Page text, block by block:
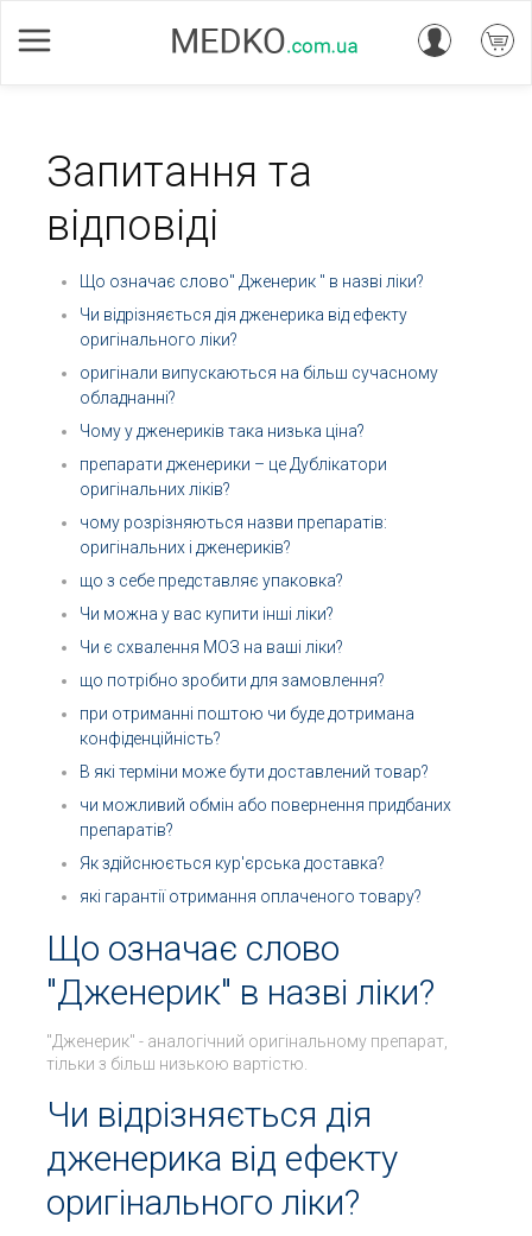
Запитання та
відповіді
Що означає слово" Дженерик " в назві ліки?
Чи відрізняється дія дженерика від ефекту
оригінального ліки?
оригінали випускаються на більш сучасному
обладнанні?
Чому у дженериків така низька ціна?
препарати дженерики – це Дублікатори
оригінальних ліків?
чому розрізняються назви препаратів:
оригінальних і дженериків?
що з себе представляє упаковка?
Чи можна у вас купити інші ліки?
Чи є схвалення МОЗ на ваші ліки?
що потрібно зробити для замовлення?
при отриманні поштою чи буде дотримана
конфіденційність?
В які терміни може бути доставлений товар?
чи можливий обмін або повернення придбаних
препаратів?
Як здійснюється кур'єрська доставка?
які гарантії отримання оплаченого товару?
Що означає слово
"Дженерик" в назві ліки?
"Дженерик" - аналогічний оригінальному препарат,
тільки з більш низькою вартістю.
Чи відрізняється дія
дженерика від ефекту
оригінального ліки?